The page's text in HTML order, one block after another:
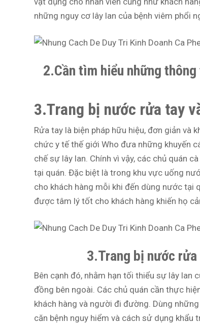
những nguy cơ lây lan của bệnh viêm phổi
2.Cần tìm hiểu những
3.Trang bị nước rửa tay
Rửa tay là biện pháp hữu hiệu, đơn giản và
chức y tế thế giới Who đưa những khuyến
chế sự lây lan. Chính vì vậy, các chủ quán
tại quán. Đặc biệt là trong khu vực uống
cho khách hàng mỗi khi đến dùng nước tại
được tâm lý tốt cho khách hàng khiến họ
3.Trang bị nước
Bên cạnh đó, nhằm hạn tối thiểu sự lây lan
đồng bên ngoài. Các chủ quán cần thực
khách hàng và người đi đường. Dùng
căn bệnh nguy hiểm và cách sử dụng